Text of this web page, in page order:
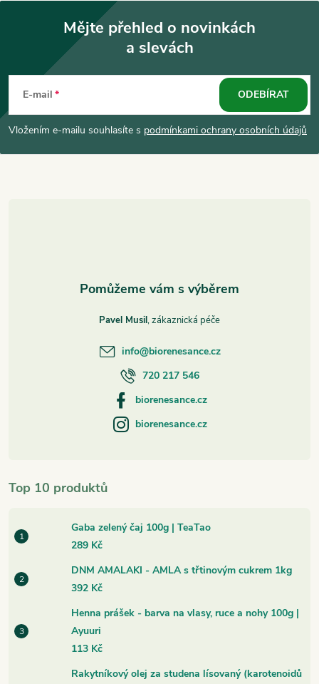
p
Mějte přehled o novinkách
a slevách
E-mail
Vložením e-mailu souhlasíte s podmínkami ochrany osobních údajů
ODEBÍRAT
Top 10 produktů
Gaba zelený čaj 100g | TeaTao
289 Kč
DNM AMALAKI - AMLA s třtinovým cukrem 1kg
392 Kč
Henna prášek - barva na vlasy, ruce a nohy 100g |
Ayuuri
113 Kč
Rakytníkový olej za studena lísovaný (karotenoidů
Pavel Musil
info@biorenesance.cz
720 217 546
biorenesance.cz
biorenesance.cz